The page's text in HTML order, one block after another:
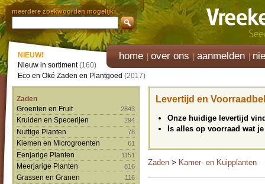
meerdere zoekwoorden mogelijk
home over ons aanmelden
NIEUW!
Nieuw in sortiment(160)
Eco en Oké Zaden en Plantgoed (2017)
Zaden
Groenten en Fruit
2843
Kruiden en Specerijen 294
Nuttige Planten 78
Kiemen en Microgroenten 61
Eenjarige Planten 1151
Meerjarige Planten 816
Grassen en Granen 116
Levertijd en
Onze huidige levertijd
Is alles op voorraad wat
Zaden > Kamer- en Kuipplanten